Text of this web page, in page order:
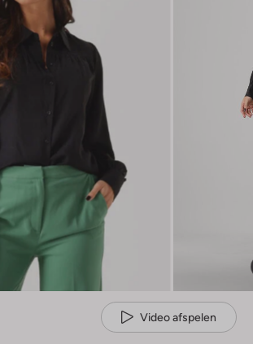
Video afspelen